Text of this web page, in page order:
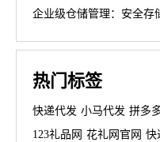
企业级仓储管理：安全存
热门标签
快递代发 小马代发 拼多
123礼品网 花礼网官网 快